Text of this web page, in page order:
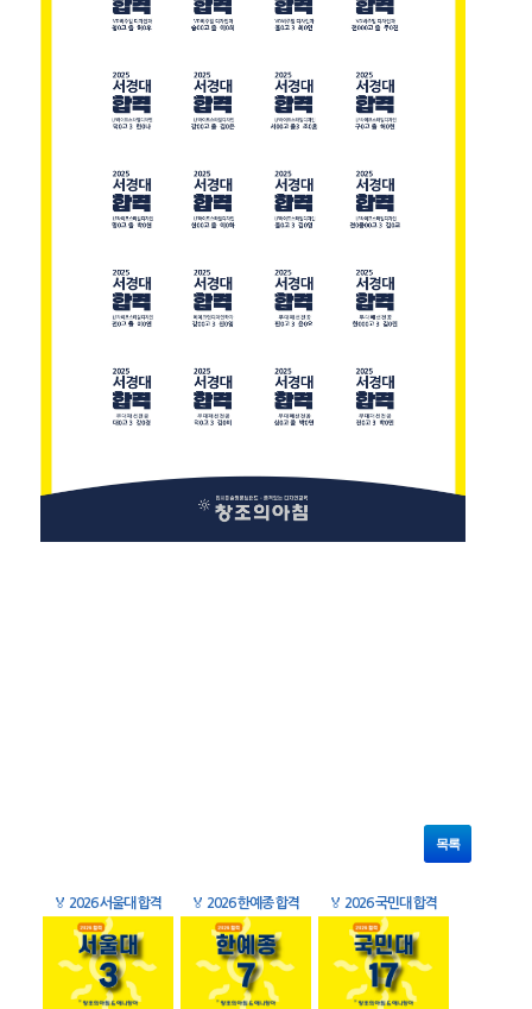
목록
🏅 2026 서울대 합격 🏅 2026 한예종 합격 🏅 2026 국민대 합격